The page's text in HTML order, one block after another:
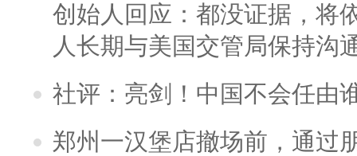
创始人回应：都没证据，将
人长期与美国交管局保持沟
社评：亮剑！中国不会任由
郑州一汉堡店撤场前，通过